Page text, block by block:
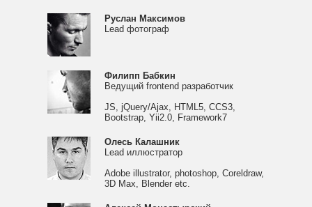
Руслан Максимов
Lead фотограф
Филипп Бабкин
Ведущий frontend разработчик
JS, jQuery/Ajax, HTML5, CCS3,
Bootstrap, Yii2.0, Framework7
Олесь Калашник
Lead иллюстратор
Adobe illustrator, photoshop, Coreldraw,
3D Max, Blender etc.